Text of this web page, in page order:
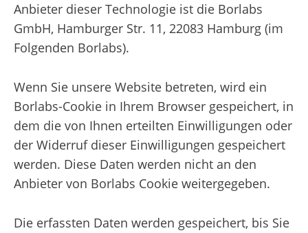
Anbieter dieser Technologie ist die Borlabs
GmbH, Hamburger Str. 11, 22083 Hamburg (im
Folgenden Borlabs).
Wenn Sie unsere Website betreten, wird ein
Borlabs-Cookie in Ihrem Browser gespeichert, in
dem die von Ihnen erteilten Einwilligungen oder
der Widerruf dieser Einwilligungen gespeichert
werden. Diese Daten werden nicht an den
Anbieter von Borlabs Cookie weitergegeben.
Die erfassten Daten werden gespeichert, bis Sie